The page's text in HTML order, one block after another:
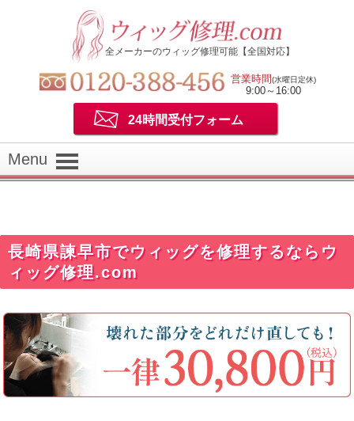
全メーカーのウィッグ修理可能【全国対応】
営業時間(水曜日定休)
9:00～16:00
24時間受付フォーム
Menu
長崎県諫早市でウィッグを修理するならウ
ィッグ修理.com